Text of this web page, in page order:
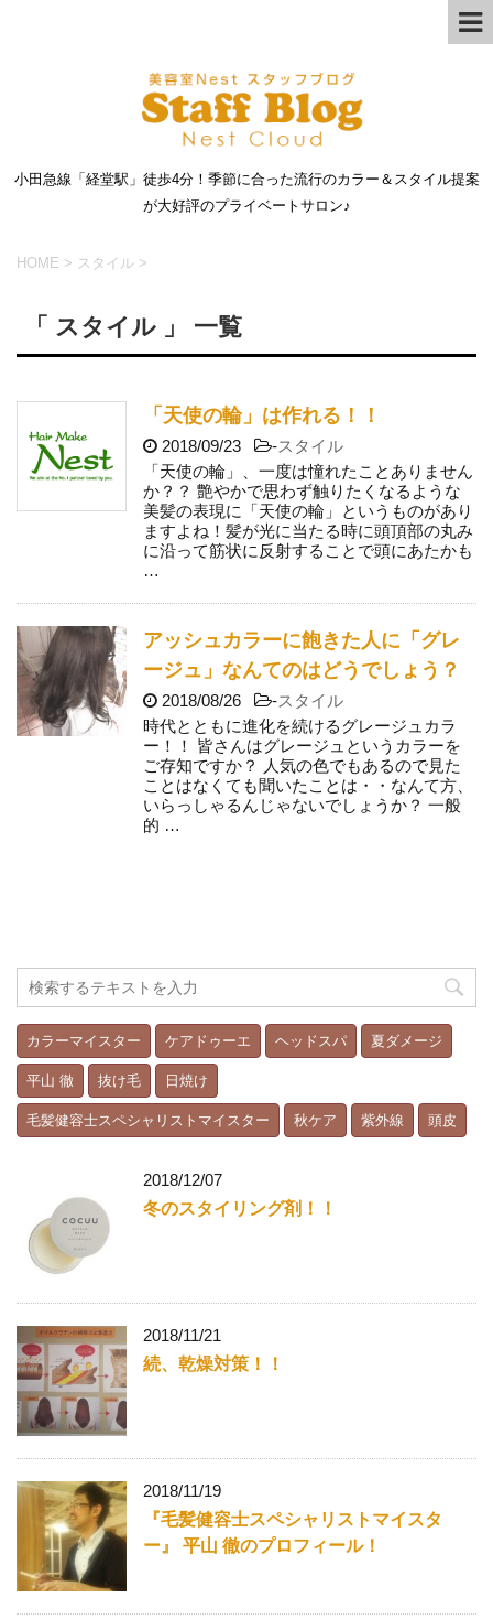
小田急線「経堂駅」徒歩4分！季節に合った流行のカラー＆スタイル提案
が大好評のプライベートサロン♪
HOME > スタイル >
「 スタイル 」 一覧
「天使の輪」は作れる！！
2018/09/23 -スタイル
「天使の輪」、一度は憧れたことありません
か？？ 艶やかで思わず触りたくなるような
美髪の表現に「天使の輪」というものがあり
ますよね！髪が光に当たる時に頭頂部の丸み
に沿って筋状に反射することで頭にあたかも
…
アッシュカラーに飽きた人に「グレ
ージュ」なんてのはどうでしょう？
2018/08/26 -スタイル
時代とともに進化を続けるグレージュカラ
ー！！ 皆さんはグレージュというカラーを
ご存知ですか？ 人気の色でもあるので見た
ことはなくても聞いたことは・・なんて方、
いらっしゃるんじゃないでしょうか？ 一般
的 …
カラーマイスター ケアドゥーエ ヘッドスパ 夏ダメージ
平山 徹 抜け毛 日焼け
毛髪健容士スペシャリストマイスター 秋ケア 紫外線 頭皮
2018/12/07
冬のスタイリング剤！！
2018/11/21
続、乾燥対策！！
2018/11/19
『毛髪健容士スペシャリストマイスタ
ー』 平山 徹のプロフィール！